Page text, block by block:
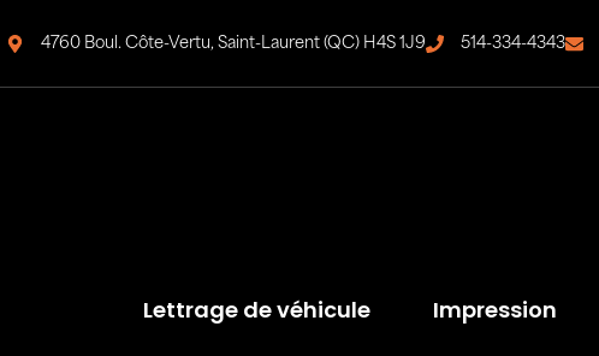
4760 Boul. Côte-Vertu, Saint-Laurent (QC) H4S 1J9 514-334-4343
Lettrage de véhicule Impression